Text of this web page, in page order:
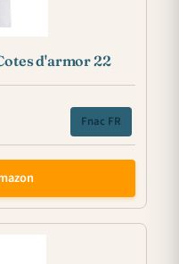
d'armor 22
Fnac FR